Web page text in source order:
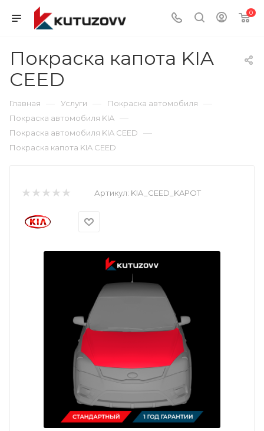
0
Покраска капота KIA
CEED
Главная — Услуги — Покраска автомобиля —
Покраска автомобиля KIA —
Покраска автомобиля KIA CEED —
Покраска капота KIA CEED
Артикул: KIA_CEED_KAPOT